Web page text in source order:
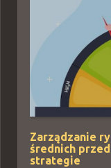
Zarządzanie
średnich
strategie